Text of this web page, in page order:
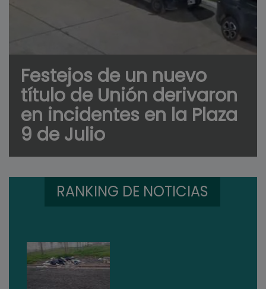
Festejos de un nuevo
título de Unión derivaron
en incidentes en la Plaza
9 de Julio
RANKING DE NOTICIAS